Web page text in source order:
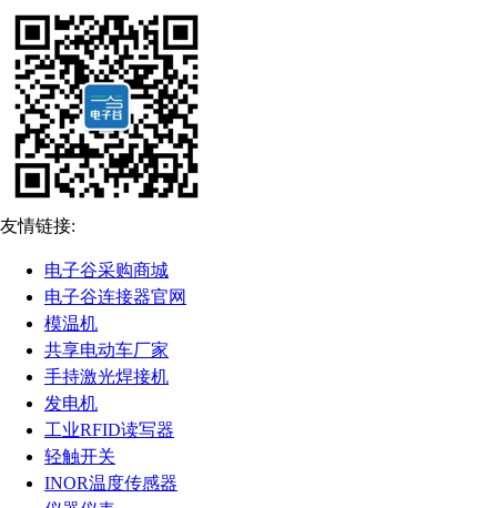
友情链接:
电子谷采购商城
电子谷连接器官网
模温机
共享电动车厂家
手持激光焊接机
发电机
工业RFID读写器
轻触开关
INOR温度传感器